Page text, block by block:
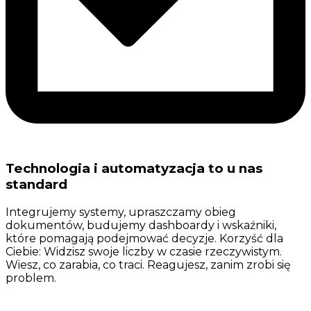
Technologia i automatyzacja to u nas
standard
Integrujemy systemy, upraszczamy obieg
dokumentów, budujemy dashboardy i wskaźniki,
które pomagają podejmować decyzje. Korzyść dla
Ciebie: Widzisz swoje liczby w czasie rzeczywistym.
Wiesz, co zarabia, co traci. Reagujesz, zanim zrobi się
problem.